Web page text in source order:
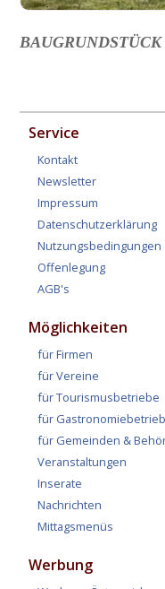
Service
Kontakt
Newsletter
Impressum
Datenschutzerklärung
Nutzungsbedingungen
Offenlegung
AGB's
Möglichkeiten
für Firmen
für Vereine
für Tourismusbetriebe
für
für Gemeinden &
Veranstaltungen
Inserate
Nachrichten
Mittagsmenüs
Werbung